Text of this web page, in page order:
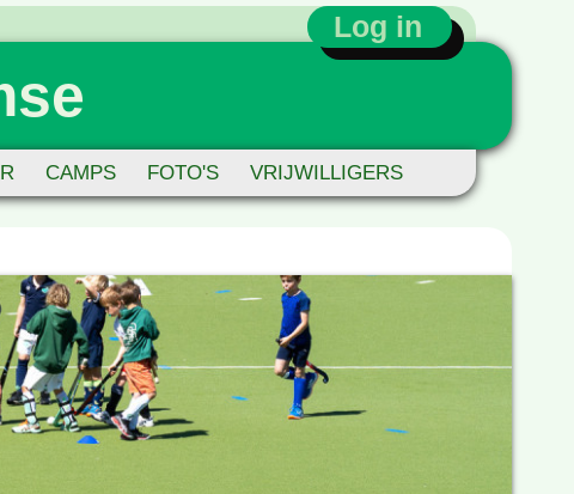
Log in
CAMPS FOTO'S VRIJWILLIGERS